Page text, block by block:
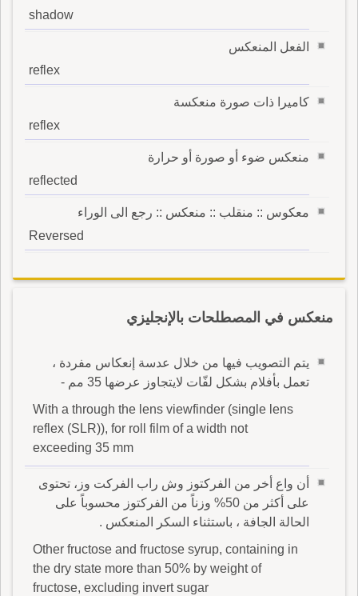
shadow
الفعل المنعكس
reflex
كاميرا ذات صورة منعكسة
reflex
منعكس ضوء أو صورة أو حرارة
reflected
معكوس :: منقلب :: منعكس :: رجع الى الوراء
Reversed
منعكس في المصطلحات بالإنجليزي
يتم التصويب فيها من خلال عدسة إنعكاس مفردة ،
تعمل بأفلام بشكل لفّات لايتجاوز عرضها 35 مم -
With a through the lens viewfinder (single lens
reflex (SLR)), for roll film of a width not
exceeding 35 mm
أن واع أخر من الفركتوز وش راب الفركت وز، تحتوى
على أكثر من 50% وزناً من الفركتوز محسوباً على
الحالة الجافة ، باستثناء السكر المنعكس .
Other fructose and fructose syrup, containing in
the dry state more than 50% by weight of
fructose, excluding invert sugar